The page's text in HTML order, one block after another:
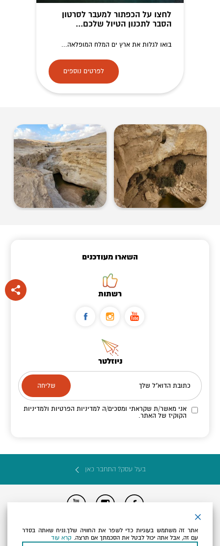
לחצו על הכפתור למעבר לסרטון
הסבר לתכנון הטיול שלכם...
בואו לגלות את ארץ ים המלח המופלאה...
לפרטים נוספים
השארו מעודכנים
רשתות
ניוזלטר
כתובת הדוא"ל שלך
אני מאשר/ת שקראתי ומסכים/הלמדיניות הפרטיות ולמדיניות
הקוקיז של האתר.
בעל עסק? התחבר כאן
הצהרת נגישות תקנון, תנאי שימוש ומדיניות פרטיות
הגדרות פרטיות
Powered by
אתר זה משתמש בעוגיות כדי לשפר את החוויה שלך.נניח שאתה בסדר
עם זה, אבל אתה יכול לבטל את הסכמתך אם תרצה. קרא עוד